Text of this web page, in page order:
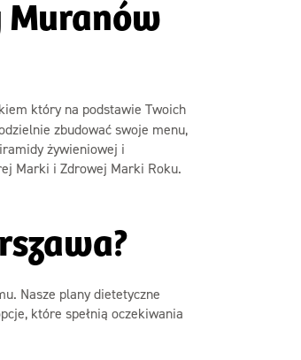
który na podstawie Twoich
zbudować swoje menu,
żywieniowej i
Marki i Zdrowej Marki Roku.
Nasze plany dietetyczne
które spełnią oczekiwania